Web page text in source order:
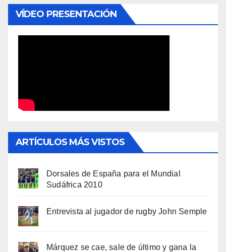
VÍDEO PRESENTACIÓN
ARTÍCULOS MÁS VISTOS
Dorsales de España para el Mundial
Sudáfrica 2010
Entrevista al jugador de rugby John Semple
Márquez se cae, sale de último y gana la